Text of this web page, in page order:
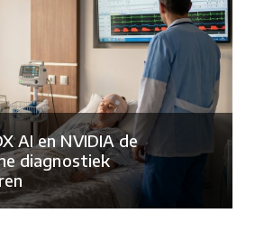
AI en NVIDIA de
diagnostiek